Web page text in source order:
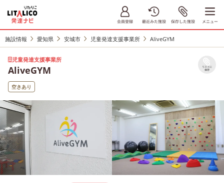
施設情報 愛知県 安城市 児童発達支援事業所 AliveGYM
児童発達支援事業所
AliveGYM リストに
保存
空きあり